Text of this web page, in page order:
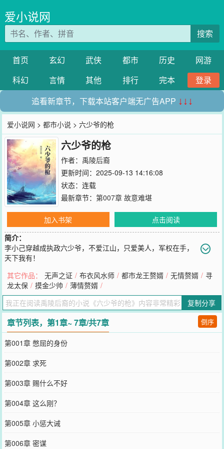
爱小说网
搜索
首页 玄幻 武侠 都市 历史
网游
科幻
言情 其他 排行 完本
登录
追看新章节，下载本站客户端无广告APP ↓↓↓
爱小说网 >都市小说 > 六少爷的枪
六少爷的枪
作者： 禹陵后裔
更新时间：2025-09-13 14:16:08
状态：连载
最新章节： 第007章 故意难堪
加入书架
点击阅读
简介：
李小己穿越成执政六少爷，不爱江山，只爱美人，军权在手，
天下我有！
信里的朋友推荐哦！
其它作品： 无声之证 / 布衣风水师 / 都市龙王赘婿 / 无情赘婿 / 寻
龙太保 / 摸金少帅 / 薄情赘婿 /
复制分享
章节列表，第1章~ 7章/共7章 倒序
第001章 憋屈的身份
第002章 求死
第003章 赐什么不好
第004章 这么刚？
第005章 小惩大诫
第006章 密谋